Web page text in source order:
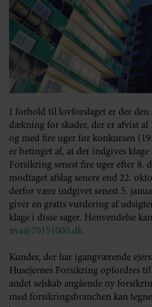
I forhold til lovforslaget er der
dækning for skader, der er afvist
og med fire uger før konkursen
er betinget af, at der indgives
Forsikring senest fire uger efter 8.
modtaget afslag senere end 22.
derfor være indgivet senest 5.
giver en gratis vurdering af
klage i disse sager. Henvendelse
nva@70151000.dk
Kunder, der har igangværende
Husejernes Forsikring opfordres
andet selskab angående ny
med forsikringsbranchen kan